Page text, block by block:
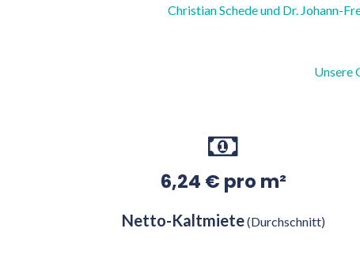
Christian Schede und Dr. Johann-
Unsere
6,24 € pro m²
Netto-Kaltmiete(Durchschnitt)